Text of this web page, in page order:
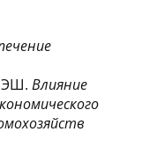
Влияние